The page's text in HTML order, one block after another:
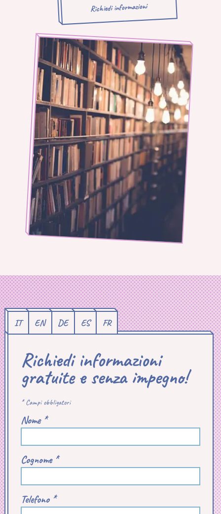
Richiedi informazioni
IT EN DE ES FR
Richiedi informazioni
gratuite e senza impegno!
* Campi obbligatori
Nome *
Cognome *
Telefono *